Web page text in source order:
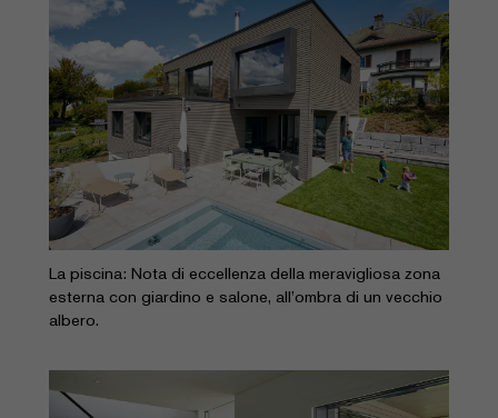
La piscina: Nota di eccellenza della meravigliosa zona
esterna con giardino e salone, all’ombra di un vecchio
albero.